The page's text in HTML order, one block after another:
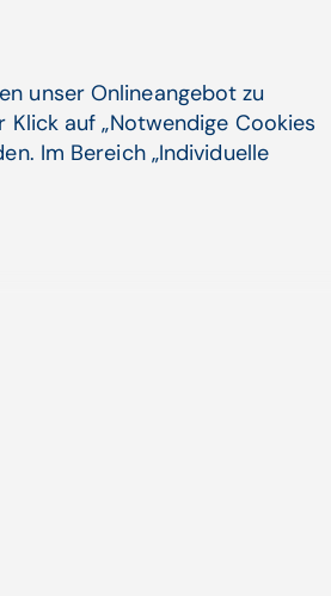
unser Onlineangebot zu
auf „Notwendige Cookies
Im Bereich „Individuelle